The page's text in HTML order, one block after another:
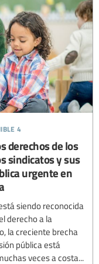
4
derechos de los
sindicatos y sus
urgente en
siendo reconocida
derecho a la
la creciente brecha
pública está
veces a costa...